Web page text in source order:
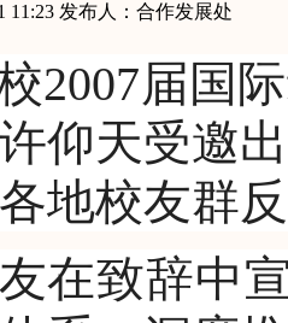
11:23 发布人：合作发展处
2007届国
仰天受邀
地校友群
在致辞中